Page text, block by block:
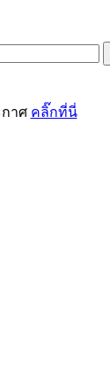
าศ คลิ๊กที่นี่